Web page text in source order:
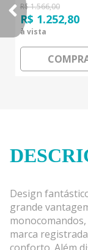
R$ 1.566,00
R$ 1.252,80
à vista
Design
grande
marca
conforto. Além